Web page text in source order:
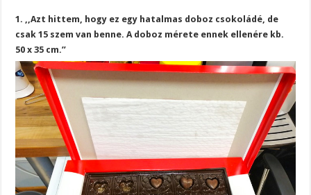
1. ,,Azt hittem, hogy ez egy hatalmas doboz csokoládé, de
csak 15 szem van benne. A doboz mérete ennek ellenére kb.
50 x 35 cm.”